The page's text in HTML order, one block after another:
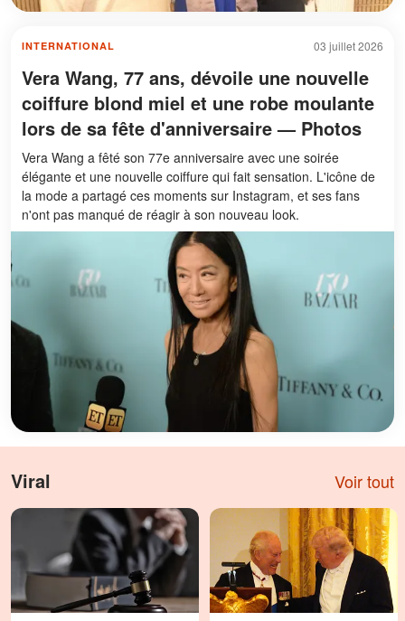
03 juillet 2026
INTERNATIONAL
Vera Wang, 77 ans, dévoile une nouvelle
coiffure blond miel et une robe moulante
lors de sa fête d'anniversaire — Photos
Vera Wang a fêté son 77e anniversaire avec une soirée
élégante et une nouvelle coiffure qui fait sensation. L'icône de
la mode a partagé ces moments sur Instagram, et ses fans
n'ont pas manqué de réagir à son nouveau look.
Viral Voir tout